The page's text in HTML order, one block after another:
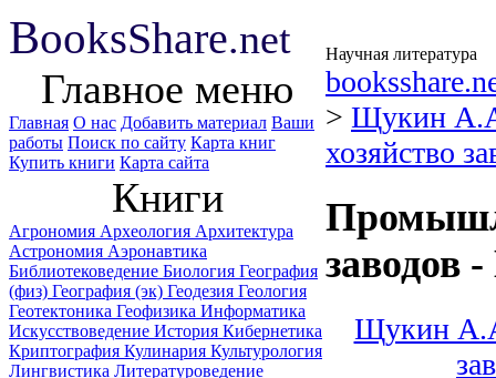
BooksShare.net Научная литература
Главное меню
Главная О нас Добавить материал Ваши
работы Поиск по сайту Карта книг
Купить книги Карта сайта
Книги
Агрономия Археология Архитектура
Астрономия Аэронавтика
Библиотековедение Биология География
(физ) География (эк) Геодезия Геология
Геотектоника Геофизика Информатика
Искусствоведение История Кибернетика
Криптография Кулинария Культурология
Лингвистика Литературоведение
> Щукин
хозяйство
Щукин